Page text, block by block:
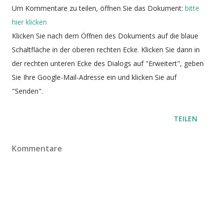
Um Kommentare zu teilen, öffnen Sie das Dokument: bitte
hier klicken
Klicken Sie nach dem Öffnen des Dokuments auf die blaue
Schaltfläche in der oberen rechten Ecke. Klicken Sie dann in
der rechten unteren Ecke des Dialogs auf "Erweitert", geben
Sie Ihre Google-Mail-Adresse ein und klicken Sie auf
"Senden".
TEILEN
Kommentare